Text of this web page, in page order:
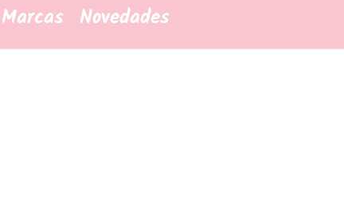
Marcas Novedades